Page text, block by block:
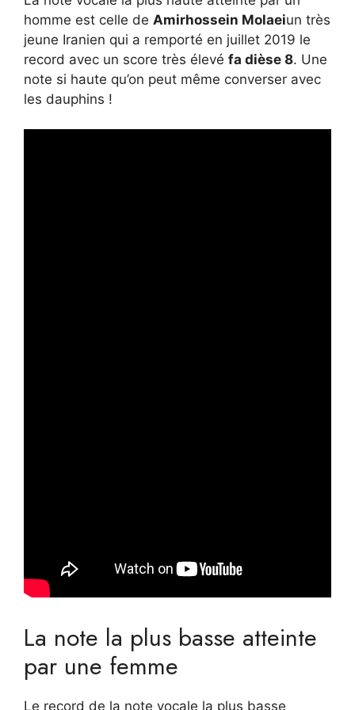
homme est celle de Amirhossein Molaeiun très
jeune Iranien qui a remporté en juillet 2019 le
record avec un score très élevé fa dièse 8. Une
note si haute qu’on peut même converser avec
les dauphins !
La note la plus basse atteinte
par une femme
Le record de la note vocale la plus basse